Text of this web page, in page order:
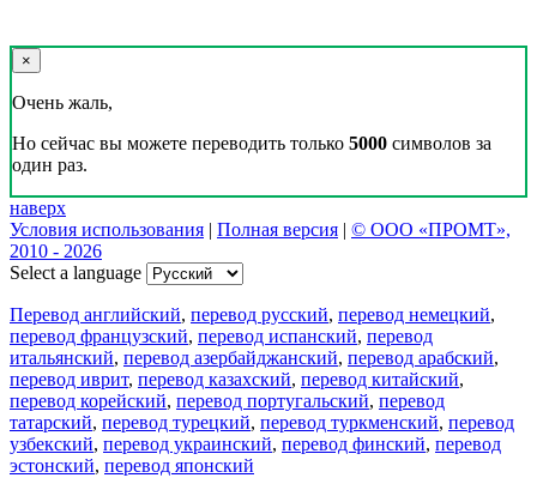
×
Очень жаль,
Но сейчас вы можете переводить только 5000 символов за
один раз.
наверх
Условия использования | Полная версия | © ООО «ПРОМТ»,
2010 - 2026
Select a language
Перевод английский, перевод русский, перевод немецкий,
перевод французский, перевод испанский, перевод
итальянский, перевод азербайджанский, перевод арабский,
перевод иврит, перевод казахский, перевод китайский,
перевод корейский, перевод португальский, перевод
татарский, перевод турецкий, перевод туркменский, перевод
узбекский, перевод украинский, перевод финский, перевод
эстонский, перевод японский